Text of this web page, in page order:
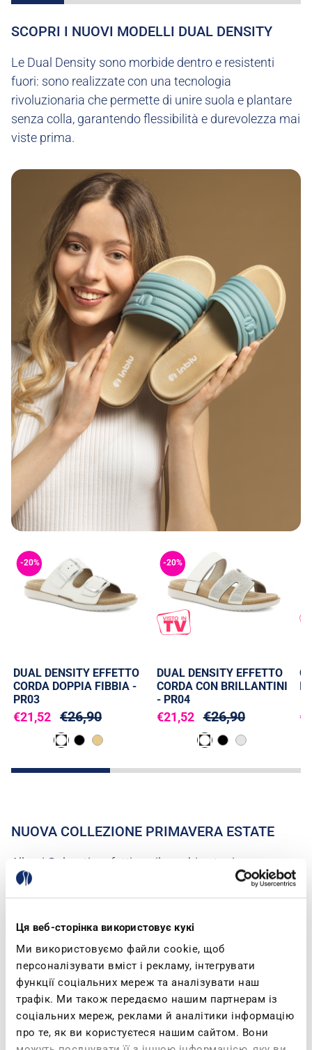
Ця веб-сторінка використовує кукі
Ми використовуємо файли cookie, щоб
персоналізувати вміст і рекламу, інтегрувати
функції соціальних мереж та аналізувати наш
трафік. Ми також передаємо нашим партнерам із
соціальних мереж, реклами й аналітики інформацію
про те, як ви користуєтеся нашим сайтом. Вони
SCOPRI I NUOVI MODELLI DUAL DENSITY
Le Dual Density sono morbide dentro e resistenti
fuori: sono realizzate con una tecnologia
rivoluzionaria che permette di unire suola e plantare
senza colla, garantendo flessibilità e durevolezza mai
viste prima.
-20%
DUAL DENSITY EFFETTO
CORDA DOPPIA FIBBIA -
PR03
€21,52 €26,90
-20%
DUAL DENSITY EFFETTO
CORDA CON BRILLANTINI
- PR04
€21,52 €26,90
NUOVA COLLEZIONE PRIMAVERA ESTATE
Allegri Colorati perfetti per il cambio stagione,
comode sneakers per il tuo tempo libero e inblu
pensate per il tuo Benessere. Abbiamo tutto quello